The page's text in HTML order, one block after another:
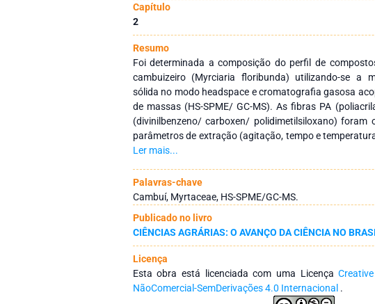
Capítulo
2
Resumo
Foi determinada a composição do perfil de
cambuizeiro (Myrciaria floribunda) utilizando-se a
sólida no modo headspace e cromatografia gasosa
de massas (HS-SPME/ GC-MS). As fibras PA
(divinilbenzeno/ carboxen/ polidimetilsiloxano) foram
parâmetros de extração (agitação, tempo e
fibra com maior número de compostos isolados. Um
maduros de cambuí. Estes compostos foram
químicas, sendo a maioria pertencente à classe dos
Adicionalmente, foi possível verificar que a fibra
teve melhor desempenho, permitindo a extração de
compostos voláteis (n = 35). As condições de
isolamento de um maior número de compostos
tempos superiores a 26 min e temperaturas acima de 85
rpm, isto para a fibra PA. Da mesma forma, verificou-
hidrocarbonetos foram a classe química com maior
Ler mais...
Palavras-chave
Cambuí, Myrtaceae, HS-SPME/GC-MS.
Publicado no livro
CIÊNCIAS AGRÁRIAS: O AVANÇO DA CIÊNCIA NO
Licença
Esta obra está licenciada com uma Licença
NãoComercial-SemDerivações 4.0 Internacional .